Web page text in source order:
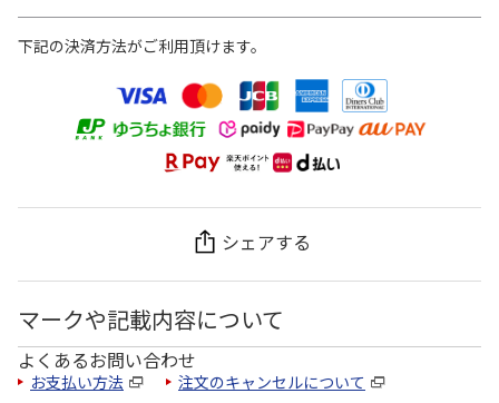
下記の決済方法がご利用頂けます。
シェアする
マークや記載内容について
よくあるお問い合わせ
お支払い方法 注文のキャンセルについて